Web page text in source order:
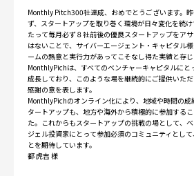
Monthly Pitch300社達成、おめでとうございます。
ず、スタートアップを取り巻く環境が日々変化を続
たって毎月必ず８社前後の優良スタートアップをア
はないことで、サイバーエージェント・キャピタル
ームの熱意と実行力があってこそなし得た実績と存じ
MonthlyPichは、すべてのべンチャーキャピタルにと
成長しており、このような場を継続的にご提供いた
感謝の意を表します。
MonthlyPichのオンライン化により、地域や時間の成
タートアップも、地方や海外から積極的に参加する
た。これからもスタートアップの挑戦の場として、
ジェル投資家にとって参加必須のコミュニティとし
とを期待しています。
都 虎吉 様